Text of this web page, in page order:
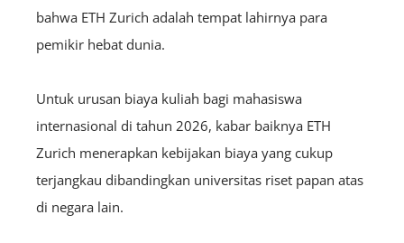
bahwa ETH Zurich adalah tempat lahirnya para
pemikir hebat dunia.
Untuk urusan biaya kuliah bagi mahasiswa
internasional di tahun 2026, kabar baiknya ETH
Zurich menerapkan kebijakan biaya yang cukup
terjangkau dibandingkan universitas riset papan atas
di negara lain.